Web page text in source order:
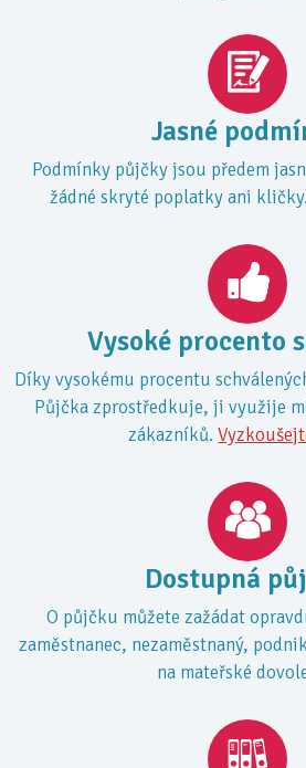
Jasné
Podmínky půjčky jsou předem
žádné skryté poplatky ani
Vysoké procento
Díky vysokému procentu
Půjčka zprostředkuje, ji využije
zákazníků.
Dostupná
O půjčku můžete zažádat
zaměstnanec, nezaměstnaný,
na mateřské